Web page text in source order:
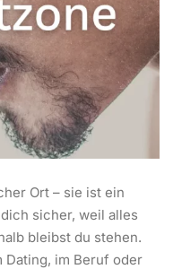
Ort – sie ist ein
sicher, weil alles
bleibst du stehen.
Dating, im Beruf oder